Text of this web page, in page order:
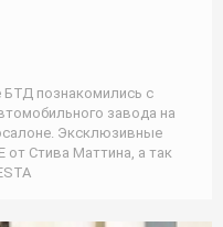
познакомились с
завода на
Эксклюзивные
от Стива Маттина, а так